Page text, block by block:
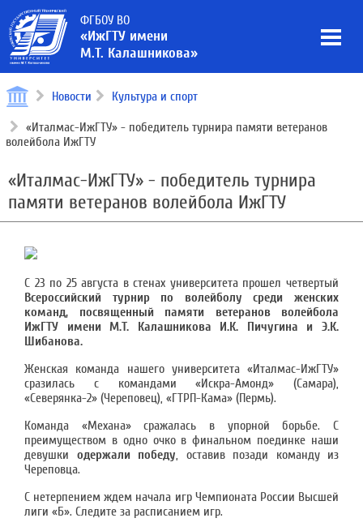
ФГБОУ ВО
«ИжГТУ имени
М.Т. Калашникова»
Новости Культура и спорт
«Италмас-ИжГТУ» - победитель турнира памяти ветеранов
волейбола ИжГТУ
«Италмас-ИжГТУ» - победитель турнира
памяти ветеранов волейбола ИжГТУ
С 23 по 25 августа в стенах университета прошел четвертый
Всероссийский турнир по волейболу среди женских
команд, посвященный памяти ветеранов волейбола
ИжГТУ имени М.Т. Калашникова И.К. Пичугина и Э.К.
Шибанова.
Женская команда нашего университета «Италмас-ИжГТУ»
сразилась с командами «Искра-Амонд» (Самара),
«Северянка-2» (Череповец), «ГТРП-Кама» (Пермь).
Команда «Механа» сражалась в упорной борьбе. С
преимуществом в одно очко в финальном поединке наши
девушки одержали победу, оставив позади команду из
Череповца.
С нетерпением ждем начала игр Чемпионата России Высшей
лиги «Б». Следите за расписанием игр.